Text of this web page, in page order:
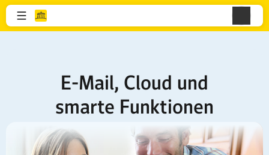
E-Mail, Cloud und
smarte Funktionen